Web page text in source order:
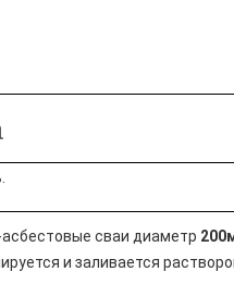
сваи диаметр
и заливается